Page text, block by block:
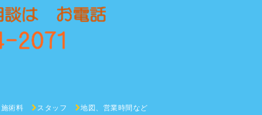
施術料 スタッフ 地図、営業時間など